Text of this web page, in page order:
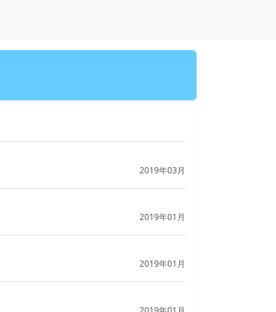
2019年03月
2019年01月
2019年01月